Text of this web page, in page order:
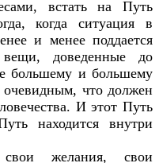
встать на Путь
когда ситуация в
и менее поддается
доведенные до
большему и большему
очевидным, что должен
И этот Путь
находится внутри
желания, свои